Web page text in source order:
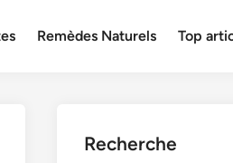
Remèdes Naturels Top
Recherche